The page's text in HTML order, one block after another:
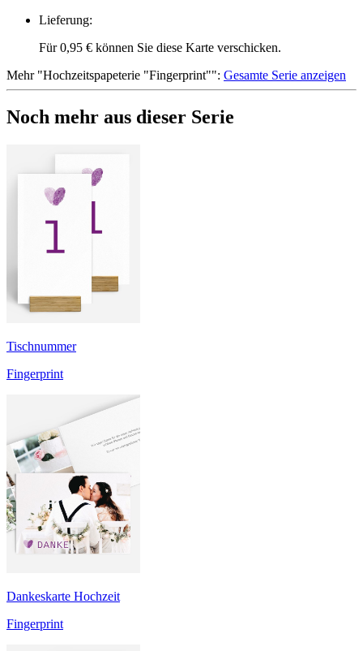
Lieferung:
Für 0,95 € können Sie diese Karte verschicken.
Mehr"Hochzeitspapeterie "Fingerprint"": Gesamte Serie anzeigen
Noch mehr aus dieser Serie
Tischnummer
Fingerprint
Dankeskarte Hochzeit
Fingerprint